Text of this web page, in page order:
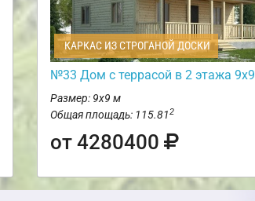
КАРКАС ИЗ СТРОГАНОЙ ДОСКИ
№33 Дом с террасой в 2 этажа 9х9
Размер: 9х9 м
Общая площадь: 115.812
от 4280400